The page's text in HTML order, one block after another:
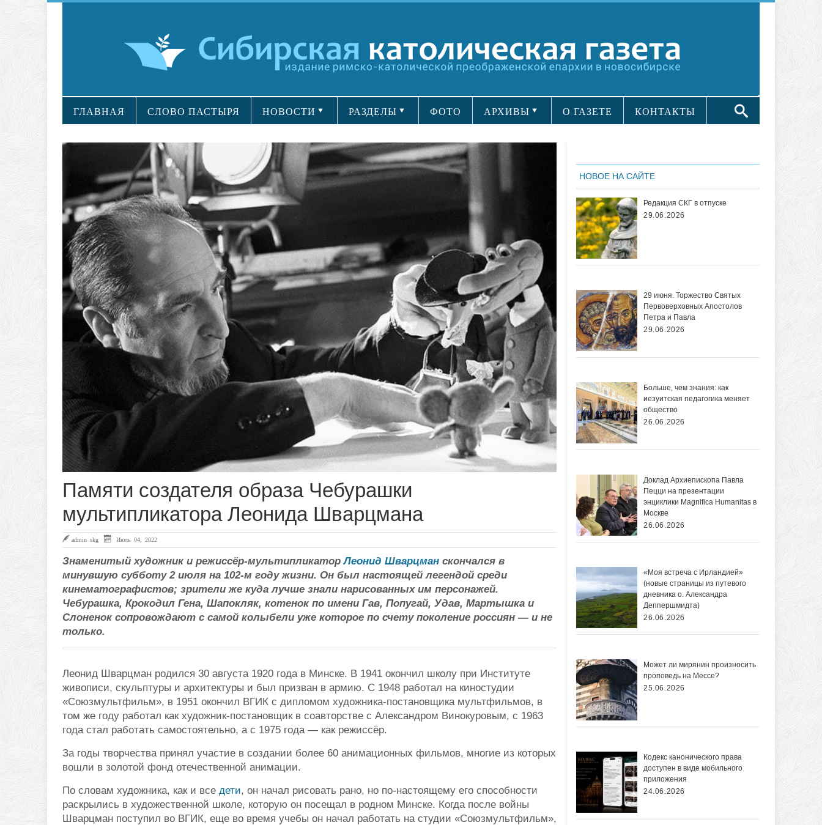
ГЛАВНАЯ СЛОВО ПАСТЫРЯ НОВОСТИ РАЗДЕЛЫ ФОТО АРХИВЫ О ГАЗЕТЕ КОНТАКТЫ
Памяти создателя образа Чебурашки
мультипликатора Леонида Шварцмана
admin skg Июль 04, 2022
Знаменитый художник и режиссёр-мультипликаторЛеонид Шварцман скончался в
минувшую субботу 2 июля на 102-м году жизни. Он был настоящей легендой среди
кинематографистов; зрители же куда лучше знали нарисованных им персонажей.
Чебурашка, Крокодил Гена, Шапокляк, котенок по имени Гав, Попугай, Удав, Мартышка и
Слоненок сопровождают с самой колыбели уже которое по счету поколение россиян — и не
только.
Леонид Шварцман родился 30 августа 1920 года в Минске. В 1941 окончил школу при Институте
живописи, скульптуры и архитектуры и был призван в армию. С 1948 работал на киностудии
«Союзмультфильм», в 1951 окончил ВГИК с дипломом художника-постановщика мультфильмов, в
том же году работал как художник-постановщик в соавторстве с Александром Винокуровым, с 1963
года стал работать самостоятельно, а с 1975 года — как режиссёр.
За годы творчества принял участие в создании более 60 анимационных фильмов, многие из которых
вошли в золотой фонд отечественной анимации.
По словам художника, как и все дети, он начал рисовать рано, но по-настоящему его способности
раскрылись в художественной школе, которую он посещал в родном Минске. Когда после войны
Шварцман поступил во ВГИК, еще во время учебы он начал работать на студии «Союзмультфильм»,
НОВОЕ НА САЙТЕ
Редакция СКГ в отпуске
29.06.2026
29 июня. Торжество Святых
Первоверховных Апостолов
Петра и Павла
29.06.2026
Больше, чем знания: как
иезуитская педагогика меняет
общество
26.06.2026
Доклад Архиепископа Павла
Пецци на презентации
энциклики Magnifica Нumanitas в
Москве
26.06.2026
«Моя встреча с Ирландией»
(новые страницы из путевого
дневника о. Александра
Деппершмидта)
26.06.2026
Может ли мирянин произносить
проповедь на Мессе?
25.06.2026
Кодекс канонического права
доступен в виде мобильного
приложения
24.06.2026